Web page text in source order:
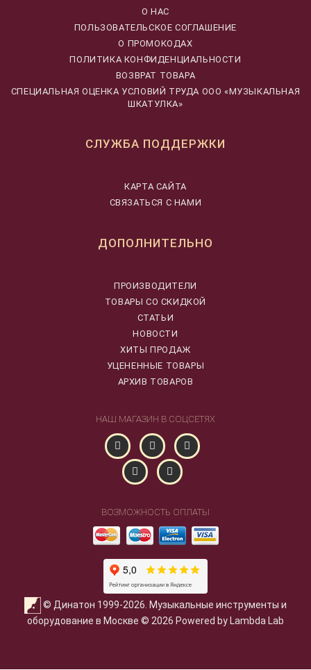
О НАС
ПОЛЬЗОВАТЕЛЬСКОЕ СОГЛАШЕНИЕ
О ПРОМОКОДАХ
ПОЛИТИКА КОНФИДЕНЦИАЛЬНОСТИ
ВОЗВРАТ ТОВАРА
CПЕЦИАЛЬНАЯ ОЦЕНКА УСЛОВИЙ ТРУДА ООО «МУЗЫКАЛЬНАЯ
ШКАТУЛКА»
СЛУЖБА ПОДДЕРЖКИ
КАРТА САЙТА
СВЯЗАТЬСЯ С НАМИ
ДОПОЛНИТЕЛЬНО
ПРОИЗВОДИТЕЛИ
ТОВАРЫ СО СКИДКОЙ
СТАТЬИ
НОВОСТИ
ХИТЫ ПРОДАЖ
УЦЕНЕННЫЕ ТОВАРЫ
АРХИВ ТОВАРОВ
НАШ МАГАЗИН В СОЦСЕТЯХ
ВОЗМОЖНОСТЬ ОПЛАТЫ
© Динатон 1999-2026. Музыкальные инструменты и
оборудование в Москве © 2026 Powered by Lambda Lab